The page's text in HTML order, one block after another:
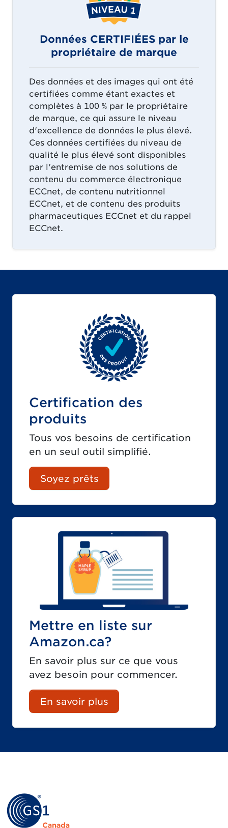
Données CERTIFIÉES par le
propriétaire de marque
Des données et des images qui ont été
certifiées comme étant exactes et
complètes à 100 % par le propriétaire
de marque, ce qui assure le niveau
d'excellence de données le plus élevé.
Ces données certifiées du niveau de
qualité le plus élevé sont disponibles
par l'entremise de nos solutions de
contenu du commerce électronique
ECCnet, de contenu nutritionnel
ECCnet, et de contenu des produits
pharmaceutiques ECCnet et du rappel
ECCnet.
Certification des
produits
Tous vos besoins de certification
en un seul outil simplifié.
Soyez prêts
Mettre en liste sur
Amazon.ca?
En savoir plus sur ce que vous
avez besoin pour commencer.
En savoir plus